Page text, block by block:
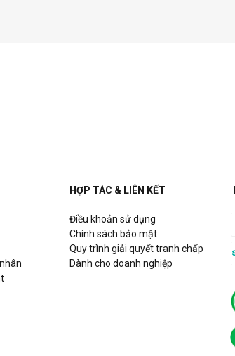
HỢP TÁC & LIÊN KẾT
Điều khoản sử dụng
Chính sách bảo mật
Quy trình giải quyết tranh chấp
Dành cho doanh nghiệp